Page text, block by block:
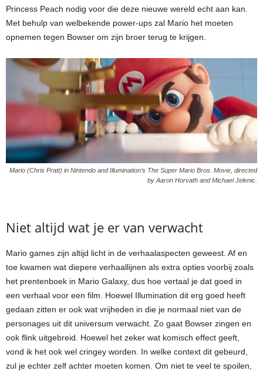
Princess Peach nodig voor die deze nieuwe wereld echt aan kan.
Met behulp van welbekende power-ups zal Mario het moeten
opnemen tegen Bowser om zijn broer terug te krijgen.
Mario (Chris Pratt) in Nintendo and Illumination’s The Super Mario Bros. Movie, directed
by Aaron Horvath and Michael Jelenic.
Niet altijd wat je er van verwacht
Mario games zijn altijd licht in de verhaalaspecten geweest. Af en
toe kwamen wat diepere verhaallijnen als extra opties voorbij zoals
het prentenboek in Mario Galaxy, dus hoe vertaal je dat goed in
een verhaal voor een film. Hoewel Illumination dit erg goed heeft
gedaan zitten er ook wat vrijheden in die je normaal niet van de
personages uit dit universum verwacht. Zo gaat Bowser zingen en
ook flink uitgebreid. Hoewel het zeker wat komisch effect geeft,
vond ik het ook wel cringey worden. In welke context dit gebeurd,
zul je echter zelf achter moeten komen. Om niet te veel te spoilen,